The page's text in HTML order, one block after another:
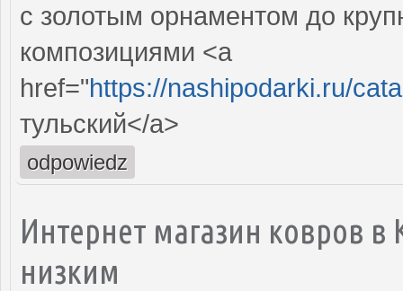
с золотым орнаментом до
композициями <a
href="https://nashipodarki.ru/
тульский</a>
odpowiedz
Интернет магазин ковров
низким